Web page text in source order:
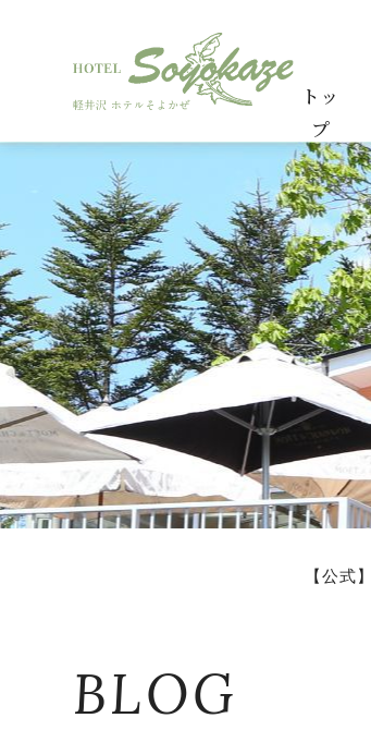
紅葉シーズンの軽井沢 | スタッフ
トッ
プ
【公式
BLOG